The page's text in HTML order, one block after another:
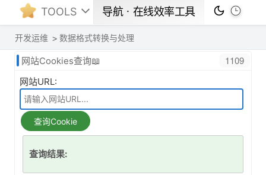
TOOLS 导航ㆍ在线效率工具
开发运维 数据格式转换与处理
网站Cookies查询📖 1109
网站URL:
查询Cookie
查询结果: